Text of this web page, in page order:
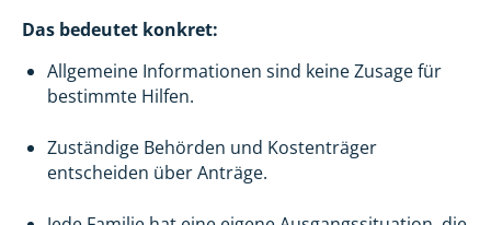
Das bedeutet konkret:
Allgemeine Informationen sind keine Zusage für
bestimmte Hilfen.
Zuständige Behörden und Kostenträger
entscheiden über Anträge.